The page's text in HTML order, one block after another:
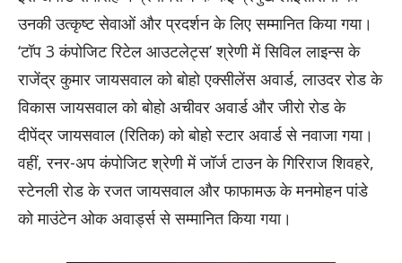
उनकी उत्कृष्ट सेवाओं और प्रदर्शन के लिए सम्मानित किया गया।
‘टॉप 3 कंपोजिट रिटेल आउटलेट्स’ श्रेणी में सिविल लाइन्स के
राजेंद्र कुमार जायसवाल को बोहो एक्सीलेंस अवार्ड, लाउदर रोड के
विकास जायसवाल को बोहो अचीवर अवार्ड और जीरो रोड के
दीपेंद्र जायसवाल (रितिक) को बोहो स्टार अवार्ड से नवाजा गया।
वहीं, रनर-अप कंपोजिट श्रेणी में जॉर्ज टाउन के गिरिराज शिवहरे,
स्टेनली रोड के रजत जायसवाल और फाफामऊ के मनमोहन पांडे
को माउंटेन ओक अवार्ड्स से सम्मानित किया गया।